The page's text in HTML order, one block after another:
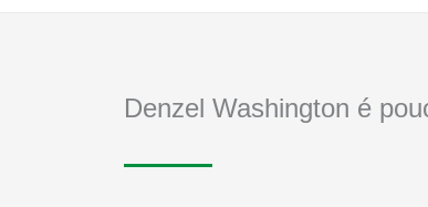
Denzel Washington é